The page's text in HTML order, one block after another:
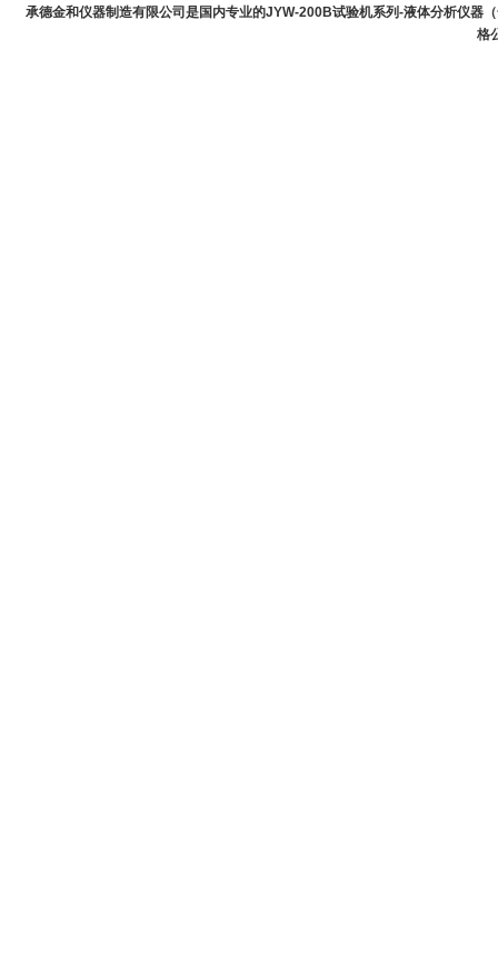
承德金和仪器制造有限公司是国内专业的JYW-200B试验机系列-液体分析仪器
格